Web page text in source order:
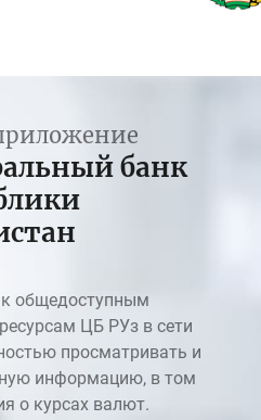
банк
к общедоступным
ЦБ РУз в сети
просматривать и
информацию, в том
о курсах валют.